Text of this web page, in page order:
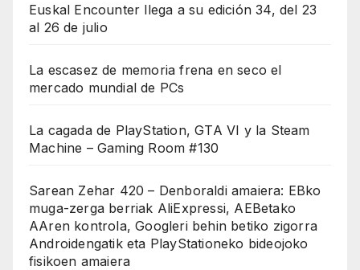
Euskal Encounter llega a su edición 34, del 23
al 26 de julio
La escasez de memoria frena en seco el
mercado mundial de PCs
La cagada de PlayStation, GTA VI y la Steam
Machine – Gaming Room #130
Sarean Zehar 420 – Denboraldi amaiera: EBko
muga-zerga berriak AliExpressi, AEBetako
AAren kontrola, Googleri behin betiko zigorra
Androidengatik eta PlayStationeko bideojoko
fisikoen amaiera